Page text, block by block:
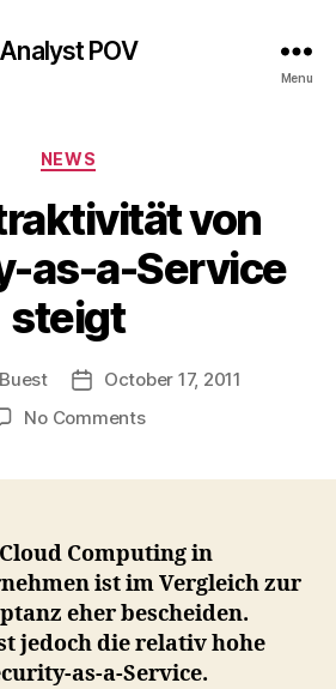
Analyst POV
Menu
Categories
NEWS
von
as-a-Service
steigt
PostOctober 17, 2011
No Commentson
as-
a-
Service
steigt
Computing in
ist im Vergleich zur
eher bescheiden.
jedoch die relativ hohe
as-a-Service.